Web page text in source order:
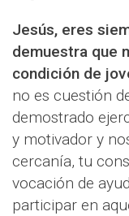
Jesús, eres
demuestra que
condición de
no es cuestión
demostrado
y motivador y
cercanía, tu
vocación de
participar en